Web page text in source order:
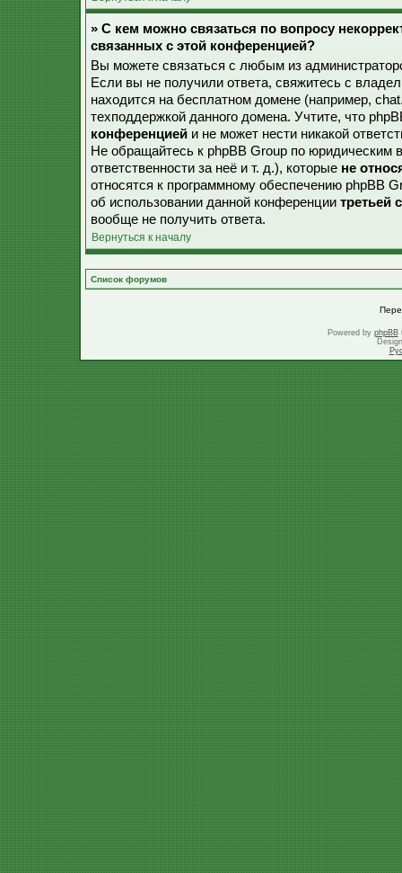
» С кем можно связаться по вопросу
связанных с этой конференцией?
Вы можете связаться с любым из
Если вы не получили ответа, свяжитесь с
находится на бесплатном домене (например,
техподдержкой данного домена. Учтите, что
конференцией и не может нести никакой
Не обращайтесь к phpBB Group по юридическим
ответственности за неё и т. д.), которые не
относятся к программному обеспечению phpBB
об использовании данной конференции третьей
вообще не получить ответа.
Вернуться к началу
Список форумов
Powered by phpBB